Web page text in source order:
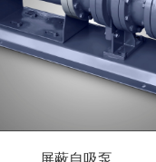
屏蔽自吸泵